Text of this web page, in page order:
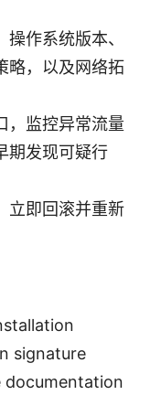
作系统版本、
略，以及网络拓
，监控异常流量
期发现可疑行
立即回滚并重新
signature